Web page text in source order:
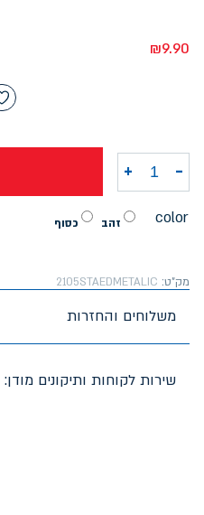
₪9.90
color זהב כסוף
- כמות של טוש מטאלי שטדלר 1.2ממ
+
מק"ט: 2105STAEDMETALIC
משלוחים והחזרות
שירות לקוחות ותיקונים מודן: